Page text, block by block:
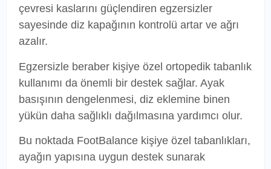
çevresi kaslarını güçlendiren egzersizler
sayesinde diz kapağının kontrolü artar ve ağrı
azalır.
Egzersizle beraber kişiye özel ortopedik tabanlık
kullanımı da önemli bir destek sağlar. Ayak
basışının dengelenmesi, diz eklemine binen
yükün daha sağlıklı dağılmasına yardımcı olur.
Bu noktada FootBalance kişiye özel tabanlıkları,
ayağın yapısına uygun destek sunarak